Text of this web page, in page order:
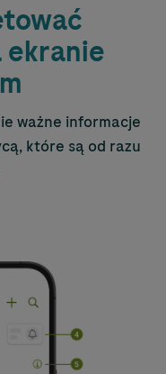
ważne informacje
które są od razu